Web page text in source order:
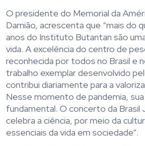
O presidente do Memorial da
Damião, acrescenta que “mais do
anos do Instituto Butantan são
vida. A excelência do centro de
reconhecida por todos no Brasil e
trabalho exemplar desenvolvido
contribui diariamente para a
Nesse momento de pandemia,
fundamental. O concerto da Brasil
celebra a ciência, por meio da
essenciais da vida em sociedade”.